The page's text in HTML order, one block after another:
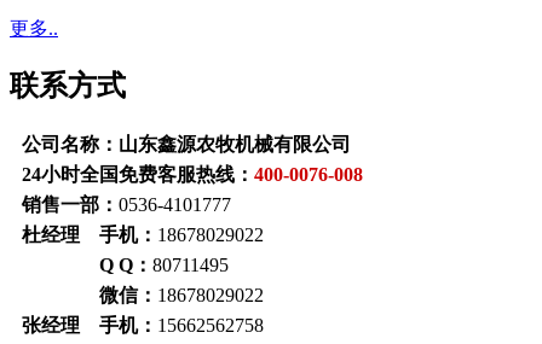
更多..
联系方式
公司名称：山东鑫源农牧机械有限公司
24小时全国免费客服热线： 400-0076-008
销售一部： 0536-4101777
杜经理 手机： 18678029022
Q Q： 80711495
微信： 18678029022
张经理 手机： 15662562758